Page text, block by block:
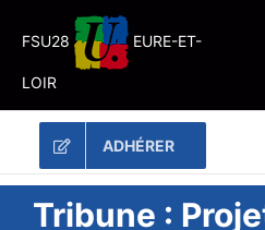
FSU28 EURE-ET-
LOIR
ADHÉRER
Tribune :